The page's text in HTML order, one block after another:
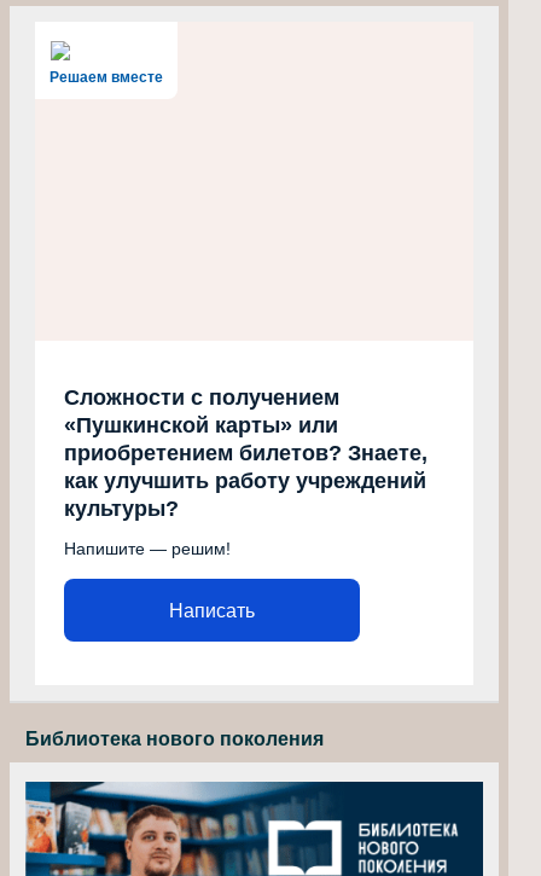
Решаем вместе
Сложности с получением
«Пушкинской карты» или
приобретением билетов? Знаете,
как улучшить работу учреждений
культуры?
Напишите — решим!
Написать
Библиотека нового поколения